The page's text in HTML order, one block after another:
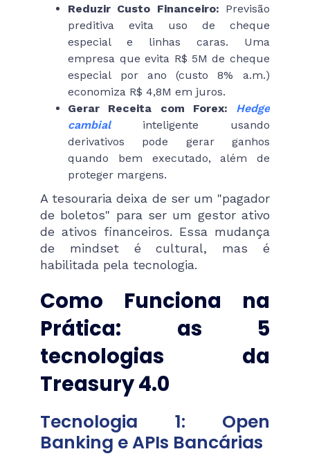
Reduzir Custo Financeiro: Previsão
preditiva evita uso de cheque
especial e linhas caras. Uma
empresa que evita R$ 5M de cheque
especial por ano (custo 8% a.m.)
economiza R$ 4,8M em juros.
Gerar Receita com Forex:
Hedge
cambial inteligente usando
derivativos pode gerar ganhos
quando bem executado, além de
proteger margens.
A tesouraria deixa de ser um "pagador
de boletos" para ser um gestor ativo
de ativos financeiros. Essa mudança
de mindset é cultural, mas é
habilitada pela tecnologia.
Como Funciona na
Prática: as 5
tecnologias da
Treasury 4.0
Tecnologia 1: Open
Banking e APIs Bancárias